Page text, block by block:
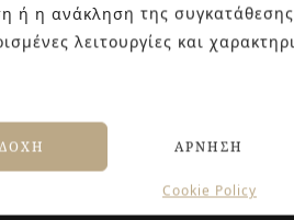
ή η ανάκληση της
λειτουργίες και
ΆΡΝΗΣΗ
Cookie Policy